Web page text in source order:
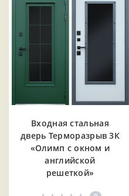
Входная cтальная
дверь Терморазрыв 3К
«Олимп с окном и
английской
решеткой»